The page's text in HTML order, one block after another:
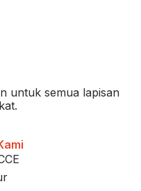
untuk semua lapisan